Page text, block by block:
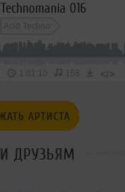
Technomania 016
Acid Techno
158 </>
АРТИСТА
ДРУЗЬЯМ